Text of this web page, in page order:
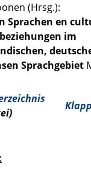
(Hrsg.):
Sprachen en
im
Sprachgebiet